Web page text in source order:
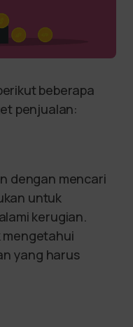
beberapa
penjualan:
dengan mencari
untuk
kerugian.
mengetahui
yang harus